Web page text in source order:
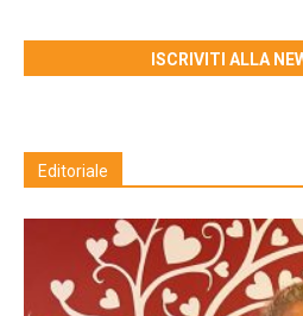
ISCRIVITI ALLA
Editoriale